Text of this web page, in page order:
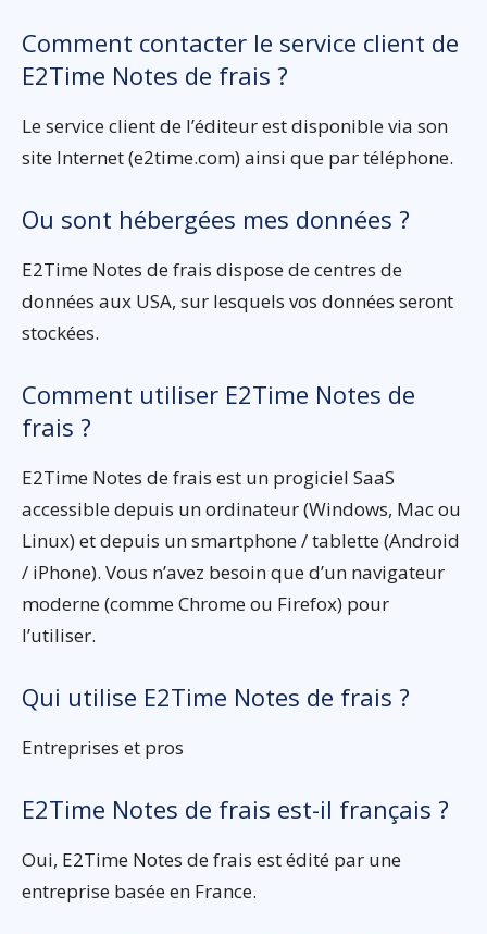
Comment contacter le service client de
E2Time Notes de frais ?
Le service client de l’éditeur est disponible via son
site Internet (e2time.com) ainsi que par téléphone.
Ou sont hébergées mes données ?
E2Time Notes de frais dispose de centres de
données aux USA, sur lesquels vos données seront
stockées.
Comment utiliser E2Time Notes de
frais ?
E2Time Notes de frais est un progiciel SaaS
accessible depuis un ordinateur (Windows, Mac ou
Linux) et depuis un smartphone / tablette (Android
/ iPhone). Vous n’avez besoin que d’un navigateur
moderne (comme Chrome ou Firefox) pour
l’utiliser.
Qui utilise E2Time Notes de frais ?
Entreprises et pros
E2Time Notes de frais est-il français ?
Oui, E2Time Notes de frais est édité par une
entreprise basée en France.